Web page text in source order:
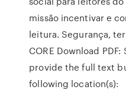
missão incentivar e
leitura. Segurança,
CORE Download
provide the full text
following location(s):